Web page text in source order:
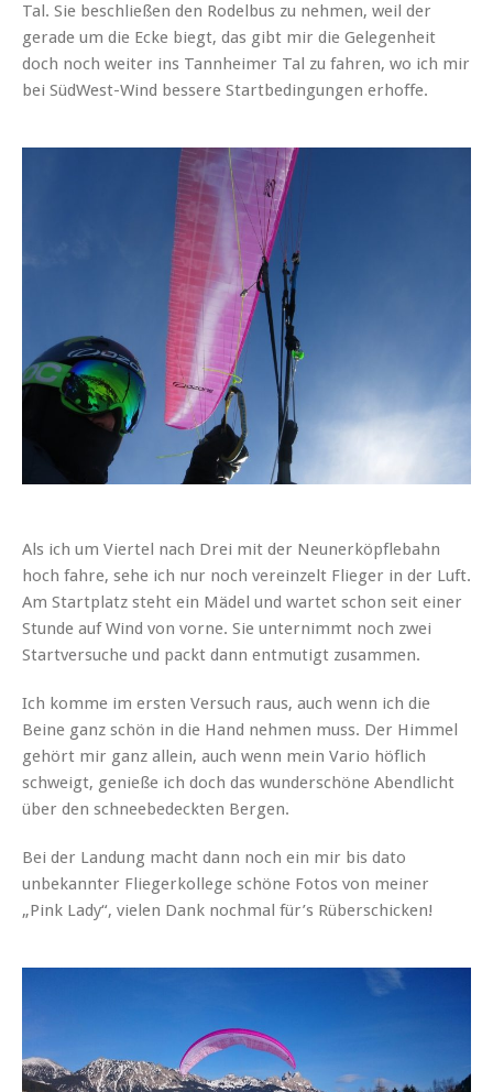
Tal. Sie beschließen den Rodelbus zu nehmen, weil der
gerade um die Ecke biegt, das gibt mir die Gelegenheit
doch noch weiter ins Tannheimer Tal zu fahren, wo ich mir
bei SüdWest-Wind bessere Startbedingungen erhoffe.
Als ich um Viertel nach Drei mit der Neunerköpflebahn
hoch fahre, sehe ich nur noch vereinzelt Flieger in der Luft.
Am Startplatz steht ein Mädel und wartet schon seit einer
Stunde auf Wind von vorne. Sie unternimmt noch zwei
Startversuche und packt dann entmutigt zusammen.
Ich komme im ersten Versuch raus, auch wenn ich die
Beine ganz schön in die Hand nehmen muss. Der Himmel
gehört mir ganz allein, auch wenn mein Vario höflich
schweigt, genieße ich doch das wunderschöne Abendlicht
über den schneebedeckten Bergen.
Bei der Landung macht dann noch ein mir bis dato
unbekannter Fliegerkollege schöne Fotos von meiner
„Pink Lady“, vielen Dank nochmal für’s Rüberschicken!